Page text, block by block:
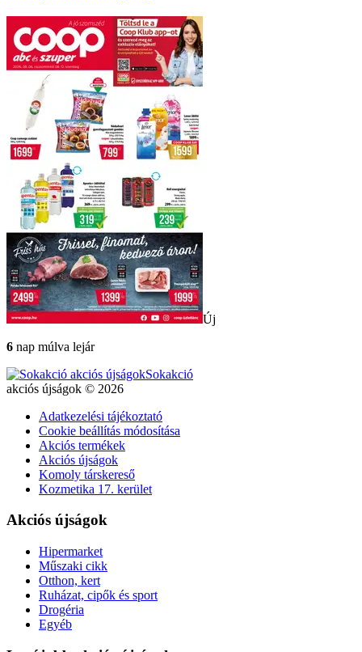
Új
6 nap múlva lejár
Sokakció
akciós újságok © 2026
Adatkezelési tájékoztató
Cookie beállítás módosítása
Akciós termékek
Akciós újságok
Komoly társkereső
Kozmetika 17. kerület
Akciós újságok
Hipermarket
Műszaki cikk
Otthon, kert
Ruházat, cipők és sport
Drogéria
Egyéb